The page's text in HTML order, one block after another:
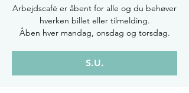
Arbejdscafé er åbent for alle og du behøver
hverken billet eller tilmelding.
Åben hver mandag, onsdag og torsdag.
S.U.